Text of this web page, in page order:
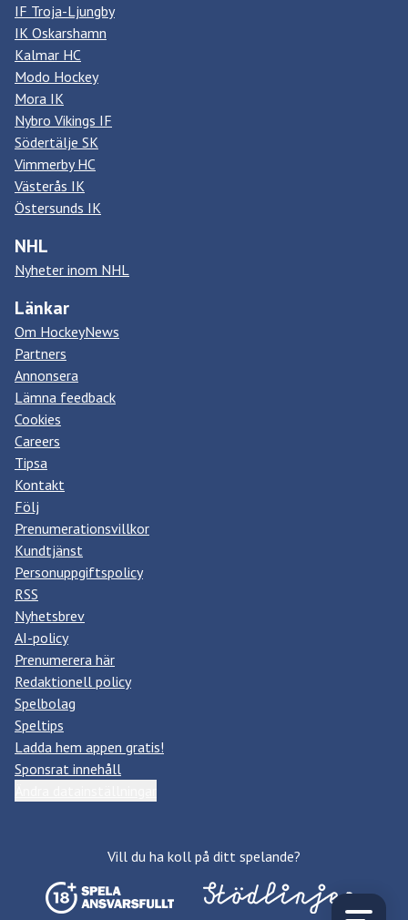
IF Troja-Ljungby
IK Oskarshamn
Kalmar HC
Modo Hockey
Mora IK
Nybro Vikings IF
Södertälje SK
Vimmerby HC
Västerås IK
Östersunds IK
NHL
Nyheter inom NHL
Länkar
Om HockeyNews
Partners
Annonsera
Lämna feedback
Cookies
Careers
Tipsa
Kontakt
Följ
Prenumerationsvillkor
Kundtjänst
Personuppgiftspolicy
RSS
Nyhetsbrev
AI-policy
Prenumerera här
Redaktionell policy
Spelbolag
Speltips
Ladda hem appen gratis!
Sponsrat innehåll
Vill du ha koll på ditt spelande?